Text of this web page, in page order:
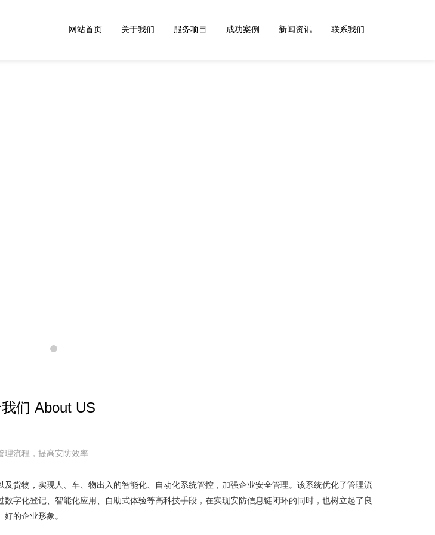
网站首页 关于我们 服务项目 成功案例 新闻资讯 联系我们
们 About US
理流程，提高安防效率
货物，实现人、车、物出入的智能化、自动化系统管控，加强企业安全管理。该系统优化了管理流
字化登记、智能化应用、自助式体验等高科技手段，在实现安防信息链闭环的同时，也树立起了良
好的企业形象。